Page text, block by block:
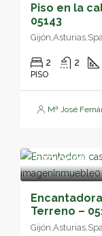
Piso en la
05143
2 2
PISO
Mª José
220,000€
Terreno –